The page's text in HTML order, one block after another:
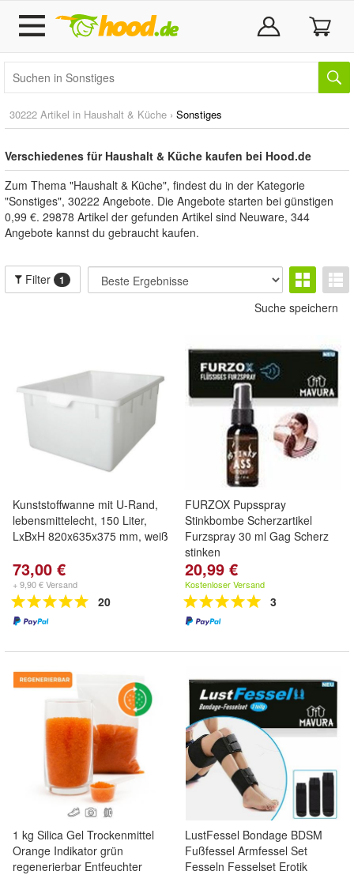
30222 Artikel in Haushalt & Küche › Sonstiges
Verschiedenes für Haushalt & Küche kaufen bei Hood.de
Zum Thema "Haushalt & Küche", findest du in der Kategorie
"Sonstiges", 30222 Angebote. Die Angebote starten bei günstigen
0,99 €. 29878 Artikel der gefunden Artikel sind Neuware, 344
Angebote kannst du gebraucht kaufen.
Filter 1
Suche speichern
Kunststoffwanne mit U-Rand,
lebensmittelecht, 150 Liter,
LxBxH 820x635x375 mm, weiß
73,00 €
+ 9,90 € Versand
20
FURZOX Pupsspray
Stinkbombe Scherzartikel
Furzspray 30 ml Gag Scherz
stinken
20,99 €
Kostenloser Versand
3
1 kg Silica Gel Trockenmittel
Orange Indikator grün
regenerierbar Entfeuchter
LustFessel Bondage BDSM
Fußfessel Armfessel Set
Fesseln Fesselset Erotik